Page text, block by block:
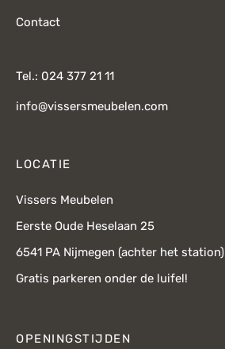
Contact
Tel.: 024 377 21 11
info@vissersmeubelen.com
LOCATIE
Vissers Meubelen
Eerste Oude Heselaan 25
6541 PA Nijmegen (achter het station)
Gratis parkeren onder de luifel!
OPENINGSTIJDEN